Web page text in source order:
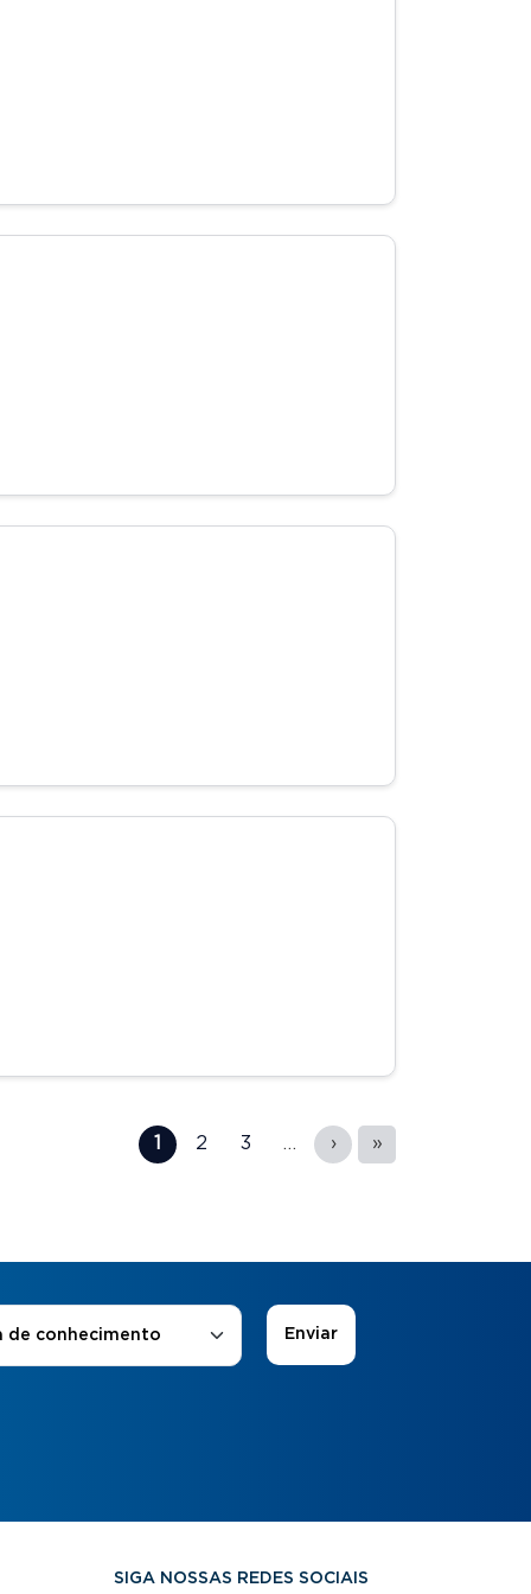
1 2 3 … › »
Interesse
de conhecimento
SIGA NOSSAS REDES SOCIAIS